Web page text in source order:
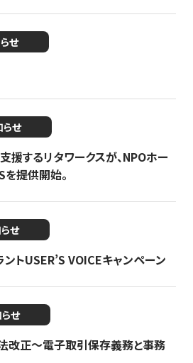
せ
らせ
援するリタワークスが、NPOホー
提供開始。
せ
ントUSER’S VOICEキャンペーン
せ
改正～電子取引保存義務と事務